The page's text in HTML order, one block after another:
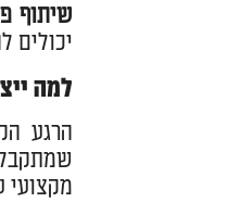
שיתוף
יכולים
למה
הרגע
מקצועי